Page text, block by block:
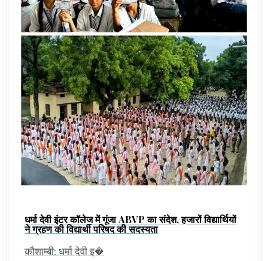
धर्मा देवी इंटर कॉलेज में गूंजा ABVP का संदेश, हजारों विद्यार्थियों
ने ग्रहण की विद्यार्थी परिषद की सदस्यता
कौशाम्बी: धर्मा देवी इ�